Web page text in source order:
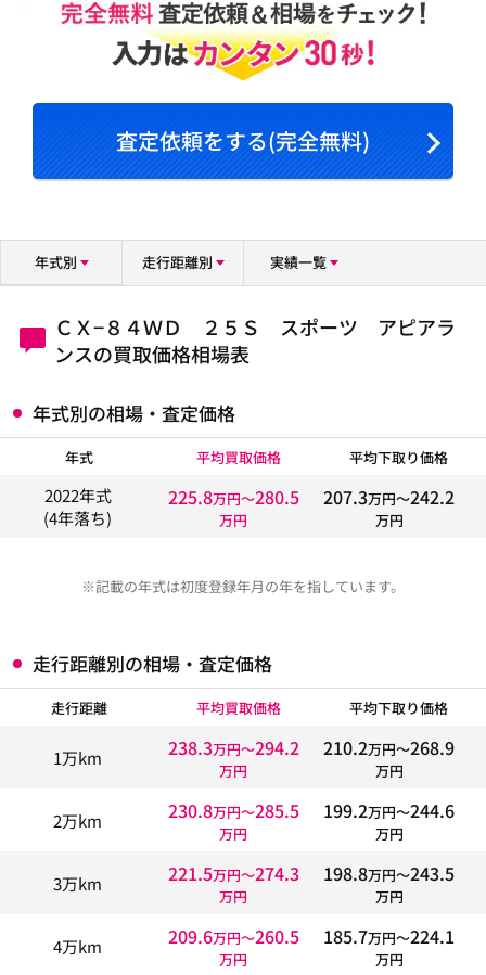
査定依頼をする(完全無料)
年式別 走行距離別 実績一覧
ＣＸ−８４ＷＤ ２５Ｓ スポーツ アピアラ
ンスの買取価格相場表
年式別の相場・査定価格
年式 平均買取価格 平均下取り価格
2022年式
(4年落ち)
225.8万円〜280.5
万円
207.3万円〜242.2
万円
※記載の年式は初度登録年月の年を指しています。
走行距離別の相場・査定価格
走行距離 平均買取価格 平均下取り価格
1万km 238.3万円〜294.2
万円
210.2万円〜268.9
万円
2万km 230.8万円〜285.5
万円
199.2万円〜244.6
万円
3万km 221.5万円〜274.3
万円
198.8万円〜243.5
万円
4万km 209.6万円〜260.5
万円
185.7万円〜224.1
万円